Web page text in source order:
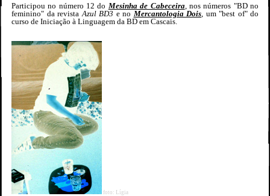
Participou no número 12 do Mesinha de Cabeceira, nos números "BD no
feminino" da revista Azul BD3 e no Mercantologia Dois , um "best of" do
curso de Iniciação à Linguagem da BD em Cascais.
foto: Lígia